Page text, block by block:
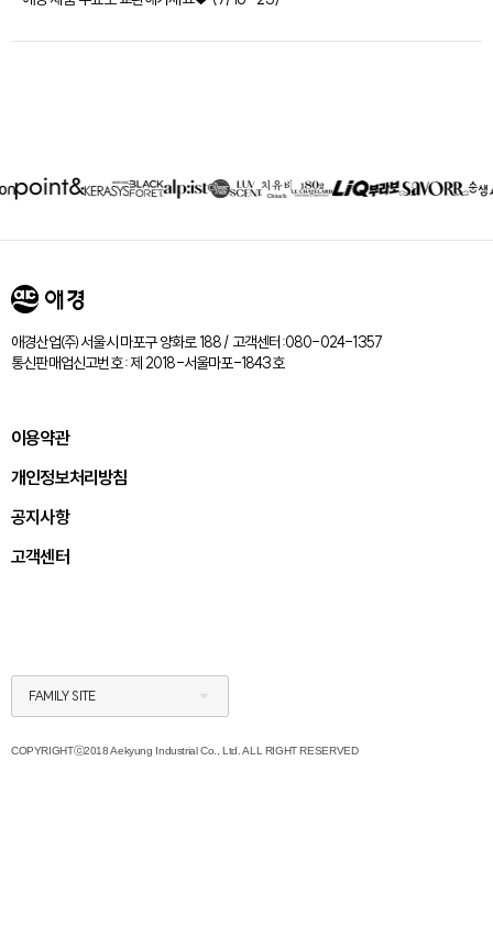
제휴회사
리스트
애경산업㈜ 서울시 마포구 양화로 188 / 고객센터:080-024-1357
통신판매업신고번호 : 제 2018-서울마포-1843호
이용약관
개인정보처리방침
공지사항
고객센터
FAMILY SITE
COPYRIGHTⓒ2018 Aekyung Industrial Co., Ltd. ALL RIGHT RESERVED